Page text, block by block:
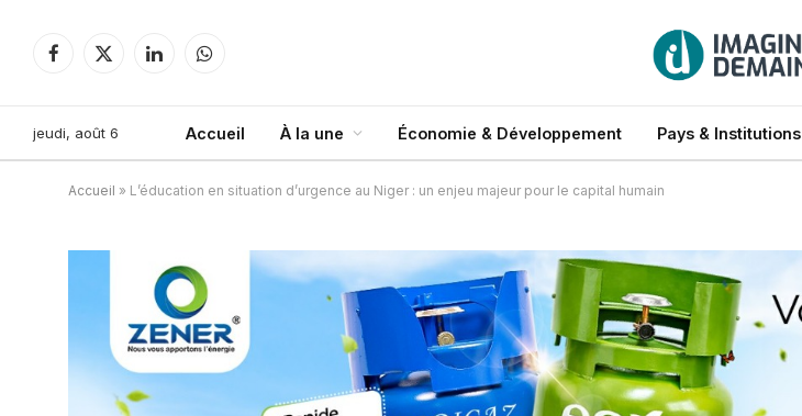
Facebook
X
LinkedInWhatsApp
jeudi, août 6 Accueil À la une Économie & Développement Pays & Institutions
Accueil » L’éducation en situation d’urgence au Niger : un enjeu majeur pour le capital humain